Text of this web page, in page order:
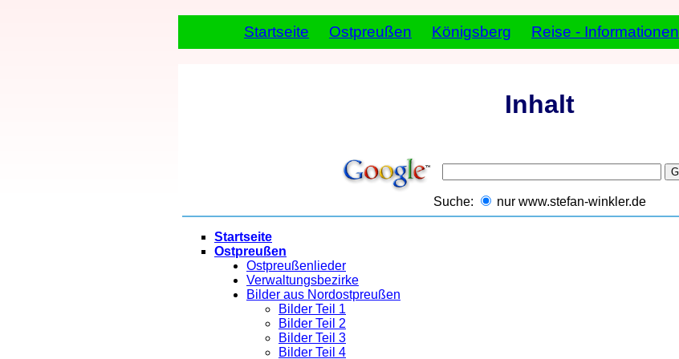
Startseite Ostpreußen Königsberg Reise - Informationen
Inhalt
Suche: nur www.stefan-winkler.de
Startseite
Ostpreußen
Ostpreußenlieder
Verwaltungsbezirke
Bilder aus Nordostpreußen
Bilder Teil 1
Bilder Teil 2
Bilder Teil 3
Bilder Teil 4